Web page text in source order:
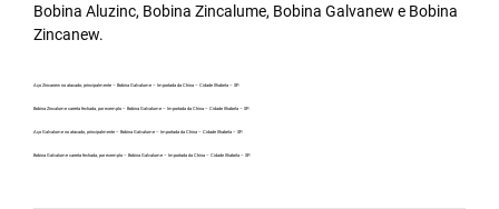
Bobina Aluzinc, Bobina Zincalume, Bobina Galvanew e Bobina
Zincanew.
Aço Zincanew no atacado, principalmente – Bobina Galvalume – Importada da China – Cidade Ilhabela – SP.
Bobina Zincalume carreta fechada, por exemplo – Bobina Galvalume – Importada da China – Cidade Ilhabela – SP.
Aço Galvalume no atacado, principalmente – Bobina Galvalume – Importada da China – Cidade Ilhabela – SP.
Bobina Galvalume carreta fechada, por exemplo – Bobina Galvalume – Importada da China – Cidade Ilhabela – SP.